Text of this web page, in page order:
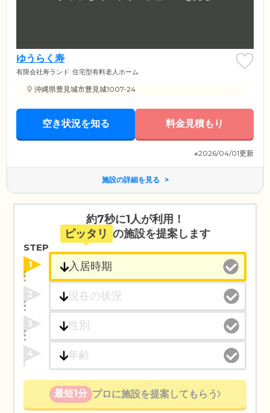
ゆうらく寿
有限会社寿ランド 住宅型有料老人ホーム
沖縄県豊見城市豊見城1007-24
空き状況を知る 料金見積もり
※2026/04/01更新
施設の詳細を見る
約7秒に1人が利用！
ピッタリ の施設を提案します
STEP
1
2
3
4
最短1分 プロに施設を提案してもらう